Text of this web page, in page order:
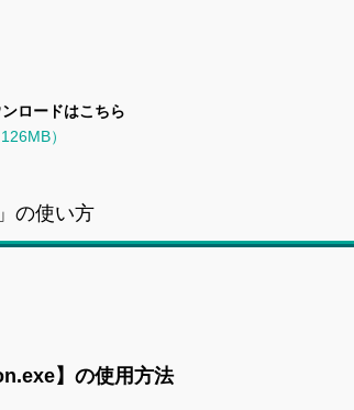
ロードはこちら
126MB）
の使い方
】の使用方法